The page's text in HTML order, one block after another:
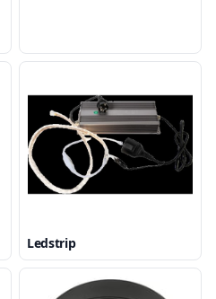
Ledstrip